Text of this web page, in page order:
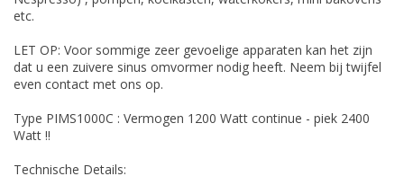
etc.
LET OP: Voor sommige zeer gevoelige apparaten kan het zijn
dat u een zuivere sinus omvormer nodig heeft. Neem bij twijfel
even contact met ons op.
Type PIMS1000C : Vermogen 1200 Watt continue - piek 2400
Watt !!
Technische Details: